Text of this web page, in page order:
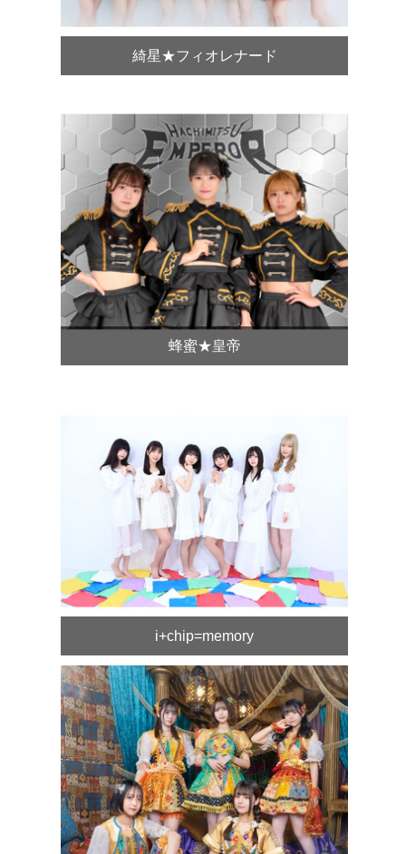
綺星★フィオレナード
蜂蜜★皇帝
i+chip=memory